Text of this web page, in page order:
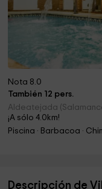
Nota 8.0
También 12 pers.
Aldeatejada
¡A sólo 4.0km!
Piscina · Barbacoa ·
Descripción de